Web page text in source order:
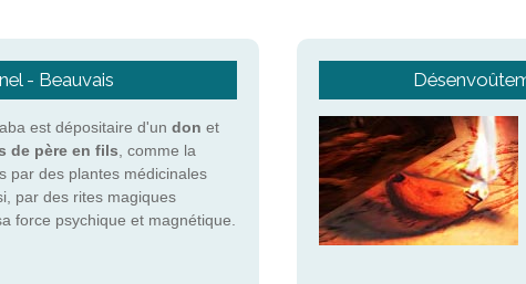
- Beauvais
est dépositaire d'un don et
de père en fils , comme la
par des plantes médicinales
par des rites magiques
force psychique et magnétique.